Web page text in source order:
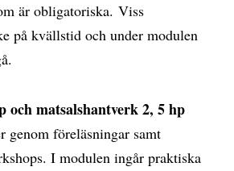
är obligatoriska. Viss
på kvällstid och under modulen
och matsalshantverk 2, 5 hp
genom föreläsningar samt
I modulen ingår praktiska